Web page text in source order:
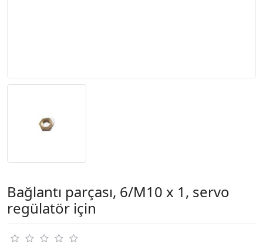
Bağlantı parçası, 6/M10 x 1, servo
regülatör için